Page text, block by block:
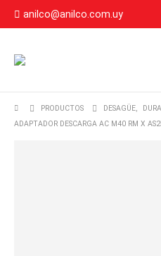
anilco@anilco.com.uy
PRODUCTOS DESAGÜE,
ADAPTADOR DESCARGA AC M40 RM X